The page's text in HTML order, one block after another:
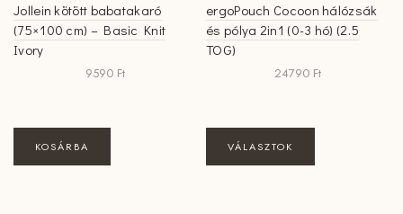
Jollein kötött babatakaró
(75×100 cm) – Basic Knit
Ivory
9590 Ft
KOSÁRBA
ergoPouch Cocoon hálózsák
és pólya 2in1 (0-3 hó) (2.5
TOG)
24790 Ft
VÁLASZTOK
a